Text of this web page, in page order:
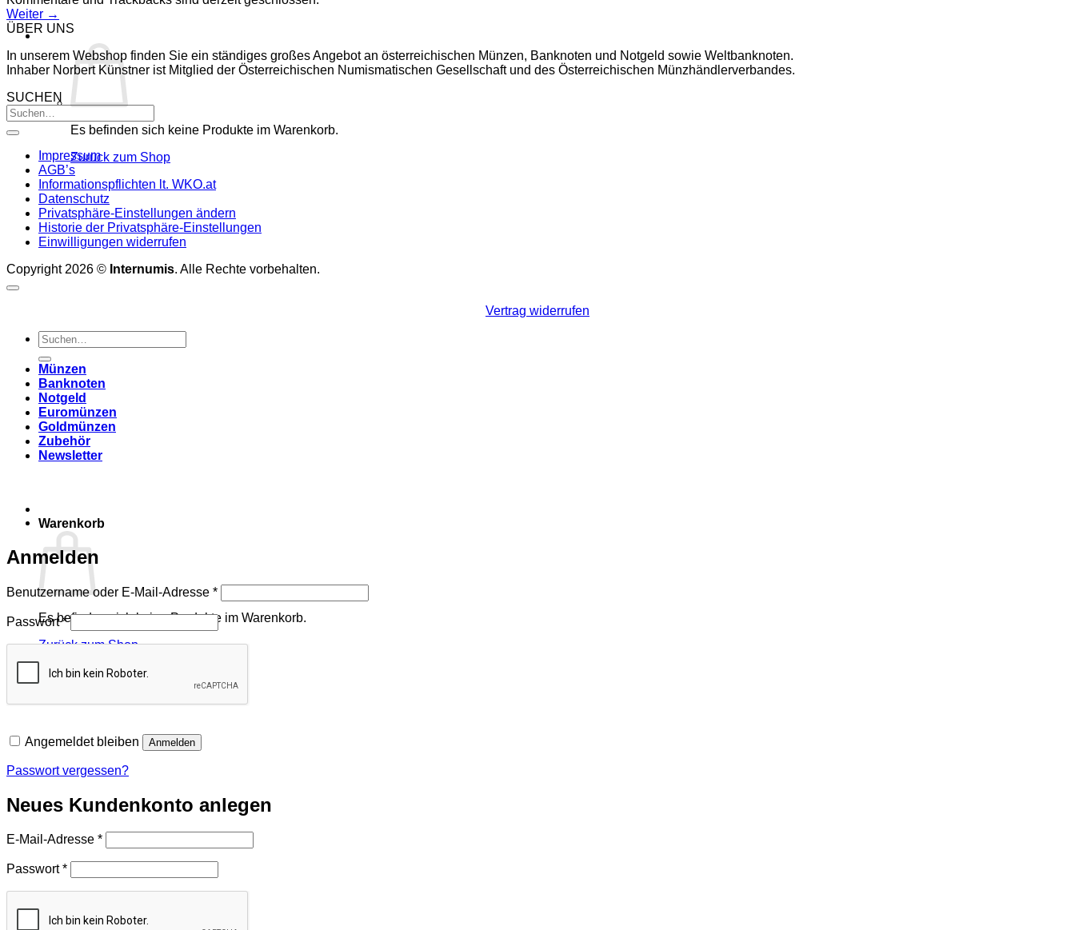
Es befinden sich keine Produkte im Warenkorb.
Zurück zum Shop
Warenkorb
Es befinden sich keine Produkte im Warenkorb.
Zurück zum Shop
Weiter →
ÜBER UNS
In unserem Webshop finden Sie ein ständiges großes Angebot an österreichischen Münzen, Banknoten und Notgeld sowie Weltbanknoten.
Inhaber Norbert Künstner ist Mitglied der Österreichischen Numismatischen Gesellschaft und des Österreichischen Münzhändlerverbandes.
SUCHEN
Impressum
AGB’s
Informationspflichten lt. WKO.at
Datenschutz
Privatsphäre-Einstellungen ändern
Historie der Privatsphäre-Einstellungen
Einwilligungen widerrufen
Copyright 2026 © Internumis. Alle Rechte vorbehalten.
Vertrag widerrufen
Suchen
nach:
Münzen
Banknoten
Notgeld
Euromünzen
Goldmünzen
Zubehör
Newsletter
Anmelden
Benutzername oder E-Mail-Adresse *Erforderlich
Passwort*Erforderlich
Angemeldet bleiben Anmelden
Passwort vergessen?
Neues Kundenkonto anlegen
E-Mail-Adresse *Erforderlich
Passwort*Erforderlich